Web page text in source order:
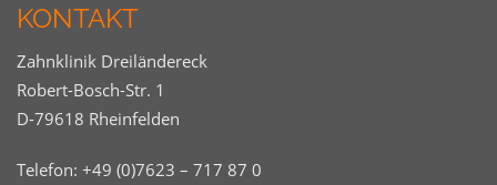
KONTAKT
Zahnklinik Dreiländereck
Robert-Bosch-Str. 1
D-79618 Rheinfelden
Telefon: +49 (0)7623 – 717 87 0